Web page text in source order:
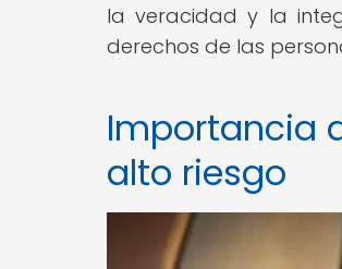
la veracidad y la
derechos de las
Importancia
alto riesgo